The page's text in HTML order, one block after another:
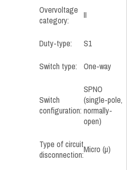
Overvoltage
category:
II
Duty-type: S1
Switch type: One-way
Switch
configuration:
SPNO
(single-pole,
normally-
open)
Type of circuit
disconnection:Micro (µ)